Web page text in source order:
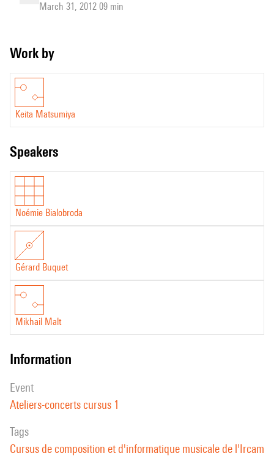
March 31, 2012 09 min
Work by
Keita Matsumiya
speakers
Noémie Bialobroda
Gérard Buquet
Mikhail Malt
information
event
Ateliers-concerts cursus 1
Tags
Cursus de composition et d'informatique musicale de l'Ircam